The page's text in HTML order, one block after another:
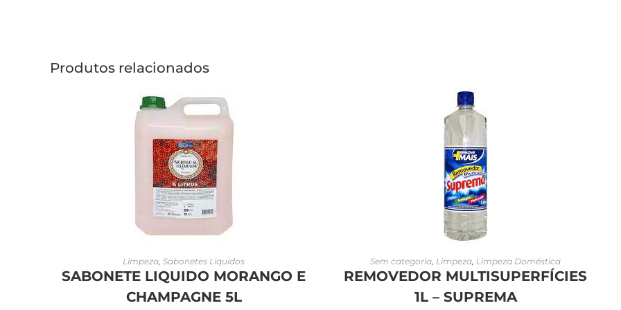
Produtos relacionados
LEIA MAIS
Limpeza,Sabonetes Liquidos
SABONETE LIQUIDO MORANGO E
CHAMPAGNE 5L
LEIA MAIS
Sem categoria, Limpeza, Limpeza Doméstica
REMOVEDOR MULTISUPERFÍCIES
1L – SUPREMA